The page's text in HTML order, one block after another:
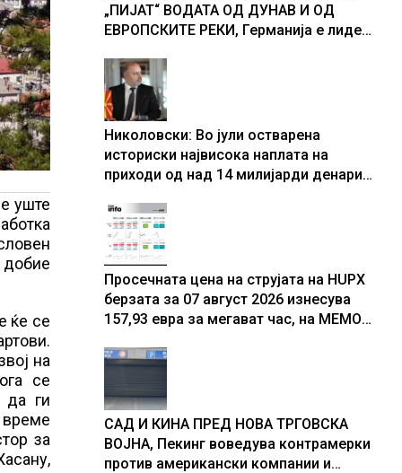
уште
добие
ќе се
на
се
да ги
време
за
„ПИЈАТ“ ВОДАТА ОД ДУНАВ И ОД
ЕВРОПСКИТЕ РЕКИ, Германија е лидер
центри за податоци
Николовски: Во јули остварена
историски највисока наплата на
приходи од над 14 милијарди денари
резултати
Просечната цена на струјата на HUPX
берзата за 07 август 2026 изнесува
157,93 евра за мегават час, на МЕМО
САД И КИНА ПРЕД НОВА ТРГОВСКА
ВОЈНА, Пекинг воведува контрамерки
против американски компании и